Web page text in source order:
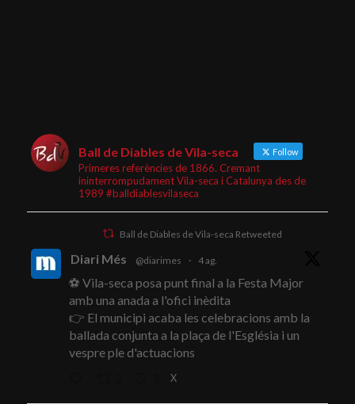
Ball de Diables de Vila-seca Follow
Primeres referències de 1866. Cremant
ininterrompudament Vila-seca i Catalunya des de
1989 #balldiablesvilaseca
Ball de Diables de Vila-seca Retweeted
Diari Més @diarimes · 4 ag.
⚽ Vila-seca posa punt final a la Festa Major
amb una anada a l'ofici inèdita
👉 El municipi acaba les celebracions amb la
ballada conjunta a la plaça de l'Església i un
vespre ple d'actuacions
X